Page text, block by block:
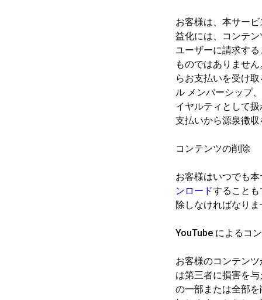
お客様は、本サー
益化には、コンテ
ユーザーに請求す
ものではありませ
らお支払いを受け
ル メンバーシップ
イヤルティとして
支払いから源泉徴
コンテンツの削除
お客様はいつでも
ンロードすること
除しなければなり
YouTube によるコ
お客様のコンテン
は第三者に損害を
の一部または全部